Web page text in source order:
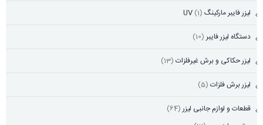
لیزر فایبر مارکینگ UV (1)
دستگاه لیزر فایبر (10)
لیزر حکاکی و برش غیرفلزات (13)
لیزر برش فلزات (5)
قطعات و لوازم جانبی لیزر (64)